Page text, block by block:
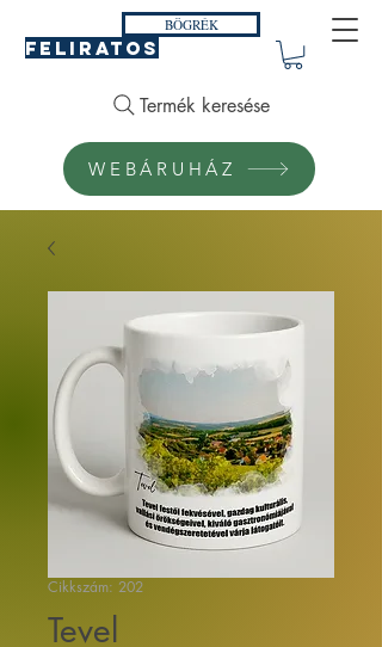
FELIRATOS
BÖGRÉK
Termék keresése
WEBÁRUHÁZ
Cikkszám: 202
Tevel